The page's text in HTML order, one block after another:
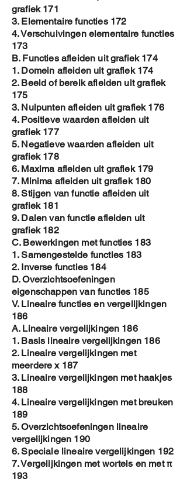
grafiek 171
3. Elementaire functies 172
4. Verschuivingen elementaire functies
173
B. Functies afleiden uit grafiek 174
1. Domein afleiden uit grafiek 174
2. Beeld of bereik afleiden uit grafiek
175
3. Nulpunten afleiden uit grafiek 176
4. Positieve waarden afleiden uit
grafiek 177
5. Negatieve waarden afleiden uit
grafiek 178
6. Maxima afleiden uit grafiek 179
7. Minima afleiden uit grafiek 180
8. Stijgen van functie afleiden uit
grafiek 181
9. Dalen van functie afleiden uit
grafiek 182
C. Bewerkingen met functies 183
1. Samengestelde functies 183
2. Inverse functies 184
D. Overzichtsoefeningen
eigenschappen van functies 185
V. Lineaire functies en vergelijkingen
186
A. Lineaire vergelijkingen 186
1. Basis lineaire vergelijkingen 186
2. Lineaire vergelijkingen met
meerdere x 187
3. Lineaire vergelijkingen met haakjes
188
4. Lineaire vergelijkingen met breuken
189
5. Overzichtsoefeningen lineaire
vergelijkingen 190
6. Speciale lineaire vergelijkingen 192
7. Vergelijkingen met wortels en met π
193